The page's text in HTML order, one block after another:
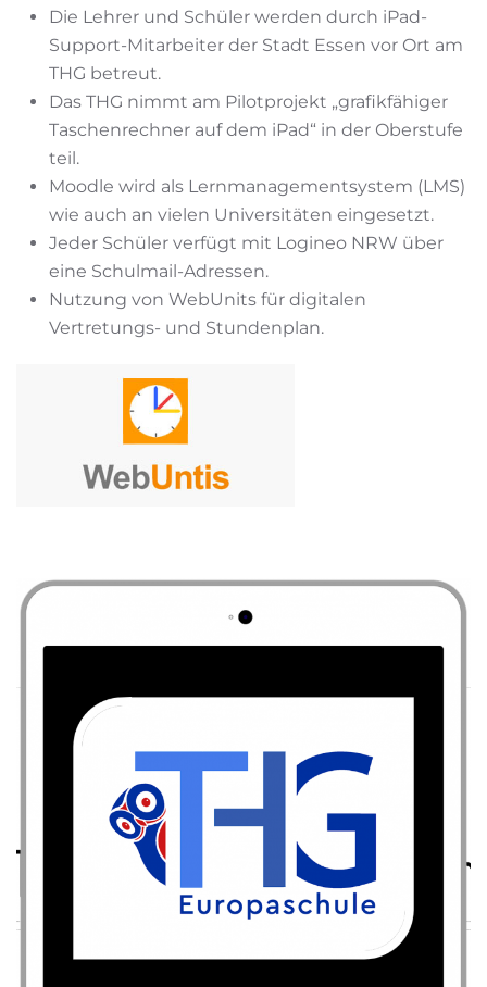
Die Lehrer und Schüler werden durch iPad-
Support-Mitarbeiter der Stadt Essen vor Ort am
THG betreut.
Das THG nimmt am Pilotprojekt „grafikfähiger
Taschenrechner auf dem iPad“ in der Oberstufe
teil.
Moodle wird als Lernmanagementsystem (LMS)
wie auch an vielen Universitäten eingesetzt.
Jeder Schüler verfügt mit Logineo NRW über
eine Schulmail-Adressen.
Nutzung von WebUnits für digitalen
Vertretungs- und Stundenplan.